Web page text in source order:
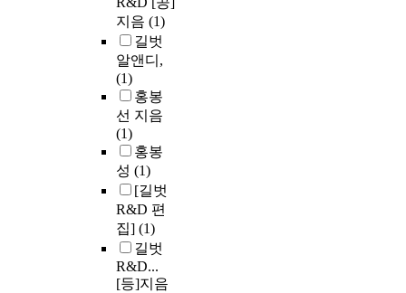
지음 (1)
길벗
알앤디,
(1)
홍봉
선 지음
(1)
홍봉
성 (1)
[길벗
R&D 편
집] (1)
길벗
R&D...
[등]지음